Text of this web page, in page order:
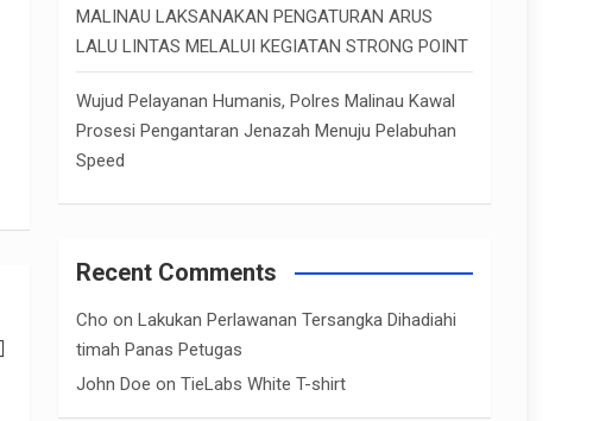
MALINAU LAKSANAKAN PENGATURAN ARUS
LALU LINTAS MELALUI KEGIATAN STRONG POINT
Wujud Pelayanan Humanis, Polres Malinau Kawal
Prosesi Pengantaran Jenazah Menuju Pelabuhan
Speed
Recent Comments
Cho on Lakukan Perlawanan Tersangka Dihadiahi
timah Panas Petugas
John Doe on TieLabs White T-shirt